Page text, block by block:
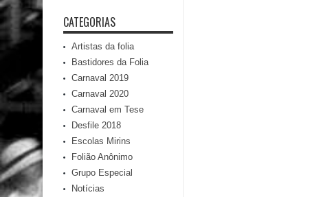
CATEGORIAS
Artistas da folia
Bastidores da Folia
Carnaval 2019
Carnaval 2020
Carnaval em Tese
Desfile 2018
Escolas Mirins
Folião Anônimo
Grupo Especial
Notícias